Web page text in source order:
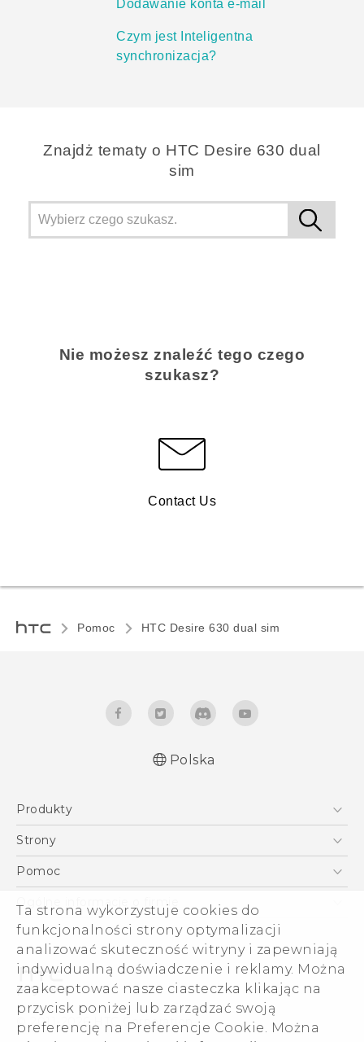
Ta strona wykorzystuje cookies do
funkcjonalności strony optymalizacji
analizować skuteczność witryny i zapewniają
indywidualną doświadczenie i reklamy. Można
zaakceptować nasze ciasteczka klikając na
przycisk poniżej lub zarządzać swoją
preferencję na Preferencje Cookie. Można
Dodawanie konta e-mail
Czym jest Inteligentna
synchronizacja?
Znajdż tematy o HTC Desire 630 dual
sim
Nie możesz znaleźć tego czego
szukasz?
Contact Us
Pomoc HTC Desire 630 dual sim‎
Polish - Wytyczne dotyczące bezpieczeństwa i
English - User manual
English - Safety and regulatory guide
Polska
Produkty
Smartfony
VIVE
Akcesoria
Strony
HTC Vive
Pomoc
Pomoc E-commerce
Ogólne informacje o firmie
ESG
Informacje o firmie
Dla inwestorów (angielski)
Cookie Preferences
Kariera
© 2011-2026 HTC Corporation